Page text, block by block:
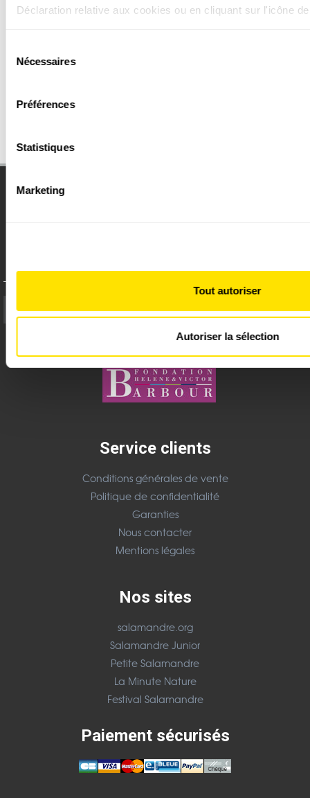
Déclaration relative aux cookies ou en cliquant sur l'icône
Collecter des informations sur votre localisation
caractéristiques spécifiques (empreintes digitales).
préférences, reportez-vous à la
Les cookies nous permettent de personnaliser le contenu
Nécessaires
Préférences
Statistiques
Marketing
Tout autoriser
Autoriser la sélection
Changer de magazine
Boutique CHF
Site réalisé avec le soutien de :
Service clients
Conditions générales de vente
Politique de confidentialité
Garanties
Nous contacter
Mentions légales
Nos sites
salamandre.org
Salamandre Junior
Petite Salamandre
La Minute Nature
Festival Salamandre
Paiement sécurisés